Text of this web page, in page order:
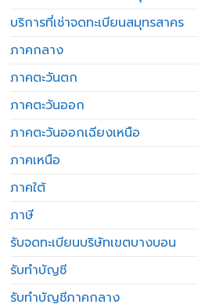
บริการที่เช่าจดทะเบียนสมุทรสาคร
ภาคกลาง
ภาคตะวันตก
ภาคตะวันออก
ภาคตะวันออกเฉียงเหนือ
ภาคเหนือ
ภาคใต้
ภาษี
รับจดทะเบียนบริษัทเขตบางบอน
รับทำบัญชี
รับทำบัญชีภาคกลาง